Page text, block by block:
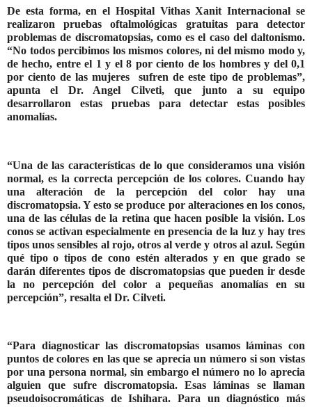
De esta forma, en el Hospital Vithas Xanit Internacional se
realizaron pruebas oftalmológicas gratuitas para detector
problemas de discromatopsias, como es el caso del daltonismo.
“No todos percibimos los mismos colores, ni del mismo modo y,
de hecho, entre el 1 y el 8 por ciento de los hombres y del 0,1
por ciento de las mujeres sufren de este tipo de problemas”,
apunta el Dr. Angel Cilveti, que junto a su equipo
desarrollaron estas pruebas para detectar estas posibles
anomalías.
“Una de las características de lo que consideramos una visión
normal, es la correcta percepción de los colores. Cuando hay
una alteración de la percepción del color hay una
discromatopsia. Y esto se produce por alteraciones en los conos,
una de las células de la retina que hacen posible la visión. Los
conos se activan especialmente en presencia de la luz y hay tres
tipos unos sensibles al rojo, otros al verde y otros al azul. Según
qué tipo o tipos de cono estén alterados y en que grado se
darán diferentes tipos de discromatopsias que pueden ir desde
la no percepción del color a pequeñas anomalías en su
percepción”, resalta el Dr. Cilveti.
“Para diagnosticar las discromatopsias usamos láminas con
puntos de colores en las que se aprecia un número si son vistas
por una persona normal, sin embargo el número no lo aprecia
alguien que sufre discromatopsia. Esas láminas se llaman
pseudoisocromáticas de Ishihara. Para un diagnóstico más